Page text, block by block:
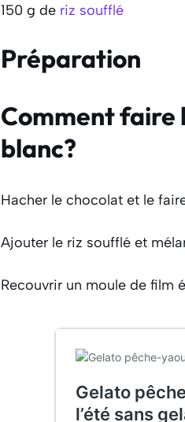
150 g de riz soufflé
Préparation
Comment faire
blanc?
Hacher le chocolat et le
Ajouter le riz soufflé et
Recouvrir un moule de film